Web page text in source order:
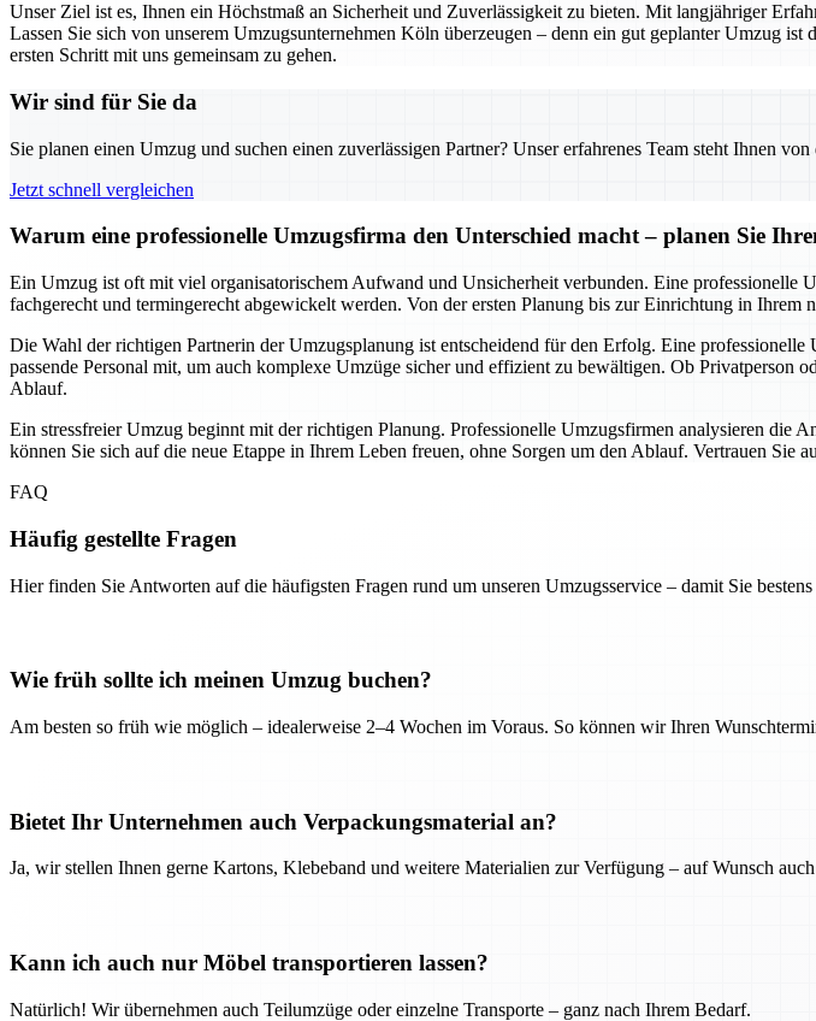
Unser Ziel ist es, Ihnen ein Höchstmaß an Sicherheit und Zuverlässigkeit zu bieten. Mit langjähriger
Lassen Sie sich von unserem Umzugsunternehmen Köln überzeugen – denn ein gut geplanter Umzug
ersten Schritt mit uns gemeinsam zu gehen.
Wir sind für Sie da
Sie planen einen Umzug und suchen einen zuverlässigen Partner? Unser erfahrenes Team steht Ihnen
Jetzt schnell vergleichen
Warum eine professionelle Umzugsfirma den Unterschied macht – planen Sie
Ein Umzug ist oft mit viel organisatorischem Aufwand und Unsicherheit verbunden. Eine professionelle
fachgerecht und termingerecht abgewickelt werden. Von der ersten Planung bis zur Einrichtung in
Die Wahl der richtigen Partnerin der Umzugsplanung ist entscheidend für den Erfolg. Eine
passende Personal mit, um auch komplexe Umzüge sicher und effizient zu bewältigen. Ob
Ablauf.
Ein stressfreier Umzug beginnt mit der richtigen Planung. Professionelle Umzugsfirmen analysieren die
können Sie sich auf die neue Etappe in Ihrem Leben freuen, ohne Sorgen um den Ablauf. Vertrauen
FAQ
Häufig gestellte Fragen
Hier finden Sie Antworten auf die häufigsten Fragen rund um unseren Umzugsservice – damit Sie
Wie früh sollte ich meinen Umzug buchen?
Am besten so früh wie möglich – idealerweise 2–4 Wochen im Voraus. So können wir Ihren
Bietet Ihr Unternehmen auch Verpackungsmaterial an?
Ja, wir stellen Ihnen gerne Kartons, Klebeband und weitere Materialien zur Verfügung – auf Wunsch
Kann ich auch nur Möbel transportieren lassen?
Natürlich! Wir übernehmen auch Teilumzüge oder einzelne Transporte – ganz nach Ihrem Bedarf.